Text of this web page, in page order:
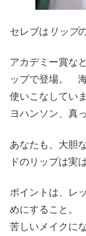
セレブは リップ
アカデミー賞な
ップで登場。
使いこなしてい
ヨハンソン、真
あなたも、大胆
ドのリップは実
ポイントは、レ
めにすること。
苦しいメイクに